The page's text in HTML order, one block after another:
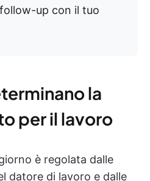
up con il tuo
la
per il lavoro
è regolata dalle
datore di lavoro e dalle